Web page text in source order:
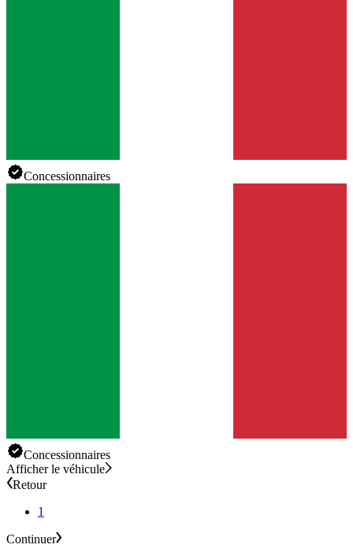
Concessionnaires
Concessionnaires
Afficher le véhicule
Retour
1
Continuer